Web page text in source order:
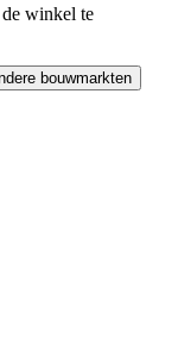
winkel te
bouwmarkten